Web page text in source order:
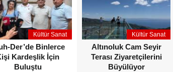
Kültür Sanat
Der’de Binlerce
Kardeşlik İçin
Buluştu
Kültür Sanat
Altınoluk Cam Seyir
Terası Ziyaretçilerini
Büyülüyor